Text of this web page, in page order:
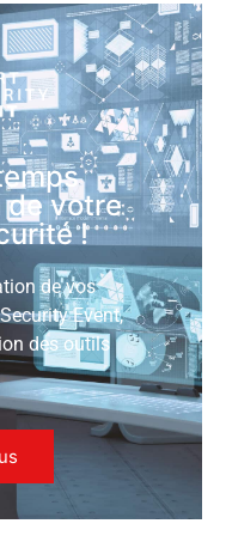
de votre
!
de vos
Event,
des outils